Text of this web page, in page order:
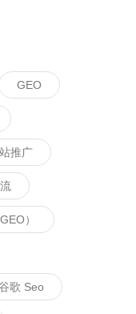
GEO
推广
）
歌 Seo